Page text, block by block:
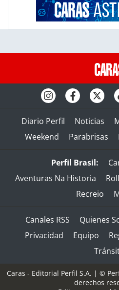
Diario Perfil Noticias
Weekend
Parabrisas
Perfil Brasil:
Aventuras Na Historia
Recreio
Canales RSS Quienes
Privacidad
Equipo
Caras - Editorial Perfil S.A. | ©
derechos